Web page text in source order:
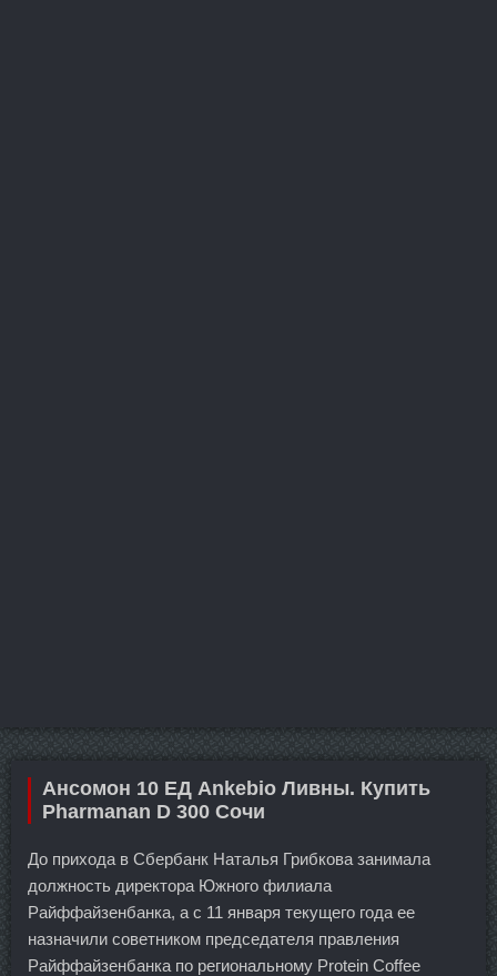
Ансомон 10 ЕД Ankebio Ливны. Купить
Pharmanan D 300 Сочи
До прихода в Сбербанк Наталья Грибкова занимала
должность директора Южного филиала
Райффайзенбанка, а с 11 января текущего года ее
назначили советником председателя правления
Райффайзенбанка по региональному Protein Coffee